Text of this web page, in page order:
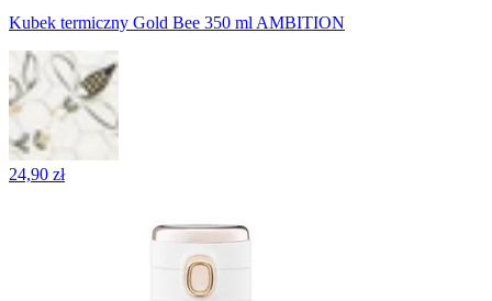
Kubek termiczny Gold Bee 350 ml AMBITION
24,90 zł